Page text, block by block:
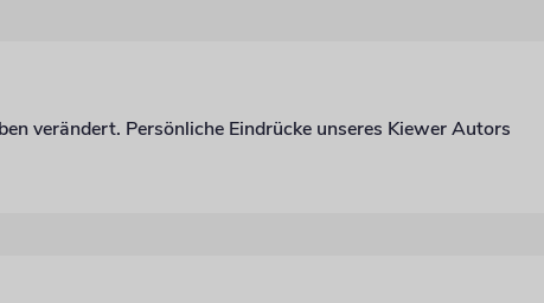
verändert. Persönliche Eindrücke unseres Kiewer Autors